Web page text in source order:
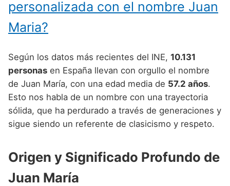
Nombres de niño que empiezan por J
Nombres de niño que empiezan por L
Nombres de niño que empiezan por M
Nombres de niño que empiezan por N
Nombres de niño que empiezan por O
Nombres de niño que empiezan por Q
Nombres de niño que empiezan por R
Nombres de Niño Extremeños
Nombres de Niño Madrileños
Nombres de Niño Murcianos
Nombres de Niño Navarros
Nombres de Niño Riojanos
Nombres de Niño Vascos
Nombres de Niño Japoneses
Nombres de Niño Judíos
Nombres de Niño Marroquíes
Nombres de Niño Portugueses
Nombres de Niño Rusos
Nombres de Niño Suecos
personalizada con el nombre Juan
Maria?
Según los datos más recientes del INE, 10.131
personas en España llevan con orgullo el nombre
de Juan María, con una edad media de 57.2 años.
Esto nos habla de un nombre con una trayectoria
sólida, que ha perdurado a través de generaciones y
sigue siendo un referente de clasicismo y respeto.
Origen y Significado Profundo de
Juan María